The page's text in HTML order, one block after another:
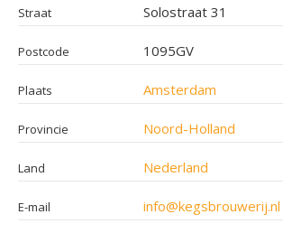
Straat Solostraat 31
Postcode 1095GV
Plaats Amsterdam
Provincie Noord-Holland
Land Nederland
E-mail info@kegsbrouwerij.nl